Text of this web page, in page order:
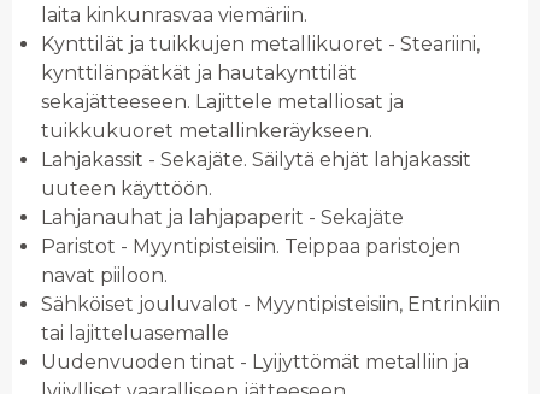
laita kinkunrasvaa viemäriin.
Kynttilät ja tuikkujen metallikuoret - Steariini,
kynttilänpätkät ja hautakynttilät
sekajätteeseen. Lajittele metalliosat ja
tuikkukuoret metallinkeräykseen.
Lahjakassit - Sekajäte. Säilytä ehjät lahjakassit
uuteen käyttöön.
Lahjanauhat ja lahjapaperit - Sekajäte
Paristot - Myyntipisteisiin. Teippaa paristojen
navat piiloon.
Sähköiset jouluvalot - Myyntipisteisiin, Entrinkiin
tai lajitteluasemalle
Uudenvuoden tinat - Lyijyttömät metalliin ja